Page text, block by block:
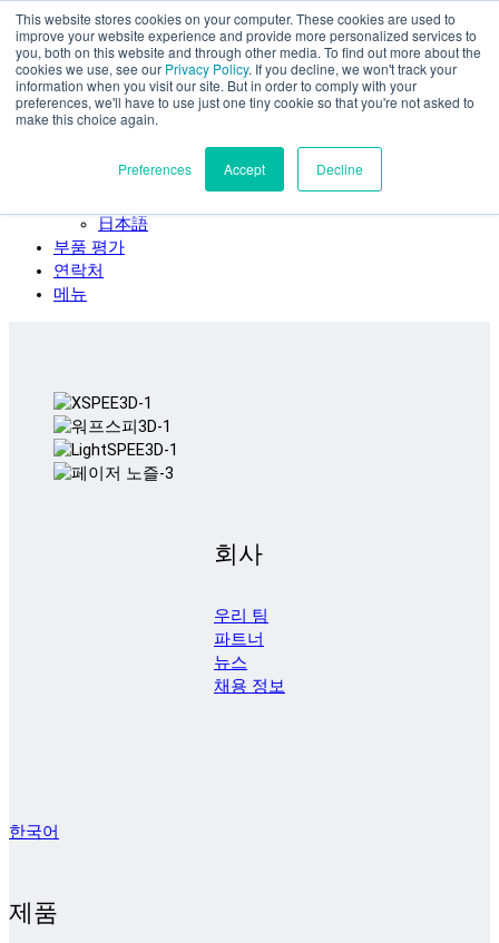
This website stores cookies on your computer. These cookies are used to
improve your website experience and provide more personalized services to
you, both on this website and through other media. To find out more about the
cookies we use, see our Privacy Policy. If you decline, we won't track your
information when you visit our site. But in order to comply with your
preferences, we'll have to use just one tiny cookie so that you're not asked to
make this choice again.
Preferences Accept Decline
주요 콘텐츠로 건너뛰기
SPEE3D
한국어
English
Español
Français
日本語
부품 평가
연락처
메뉴
회사
우리 팀
파트너
뉴스
채용 정보
한국어
제품